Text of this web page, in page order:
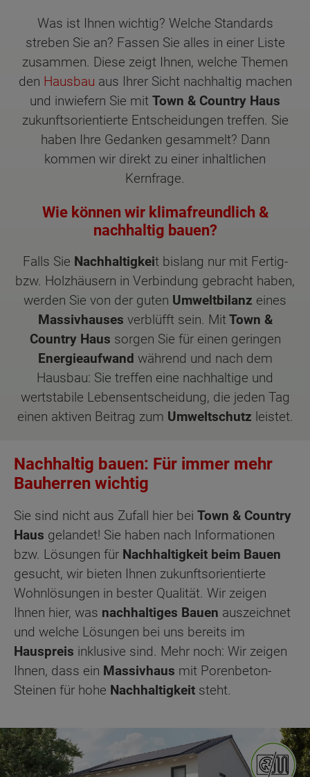
Was ist Ihnen wichtig? Welche Standards
streben Sie an? Fassen Sie alles in einer Liste
zusammen. Diese zeigt Ihnen, welche Themen
den Hausbau aus Ihrer Sicht nachhaltig machen
und inwiefern Sie mit Town & Country Haus
zukunftsorientierte Entscheidungen treffen. Sie
haben Ihre Gedanken gesammelt? Dann
kommen wir direkt zu einer inhaltlichen
Kernfrage.
Wie können wir klimafreundlich &
nachhaltig bauen?
Falls Sie Nachhaltigkeit bislang nur mit Fertig-
bzw. Holzhäusern in Verbindung gebracht haben,
werden Sie von der guten Umweltbilanz eines
Massivhauses verblüfft sein. MitTown &
Country Haus sorgen Sie für einen geringen
Energieaufwand während und nach dem
Hausbau: Sie treffen eine nachhaltige und
wertstabile Lebensentscheidung, die jeden Tag
einen aktiven Beitrag zum Umweltschutz leistet.
Nachhaltig bauen: Für immer mehr
Bauherren wichtig
Sie sind nicht aus Zufall hier bei Town & Country
Haus gelandet! Sie haben nach Informationen
bzw. Lösungen für Nachhaltigkeit beim Bauen
gesucht, wir bieten Ihnen zukunftsorientierte
Wohnlösungen in bester Qualität. Wir zeigen
Ihnen hier, was nachhaltiges Bauen auszeichnet
und welche Lösungen bei uns bereits im
Hauspreis inklusive sind. Mehr noch: Wir zeigen
Ihnen, dass ein Massivhaus mit Porenbeton-
Steinen für hohe Nachhaltigkeit steht.